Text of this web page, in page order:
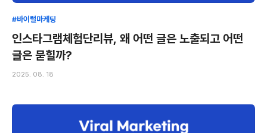
#바이럴마케팅
인스타그램체험단리뷰, 왜 어떤 글은 노출되고 어떤
글은 묻힐까?
2025. 08. 18